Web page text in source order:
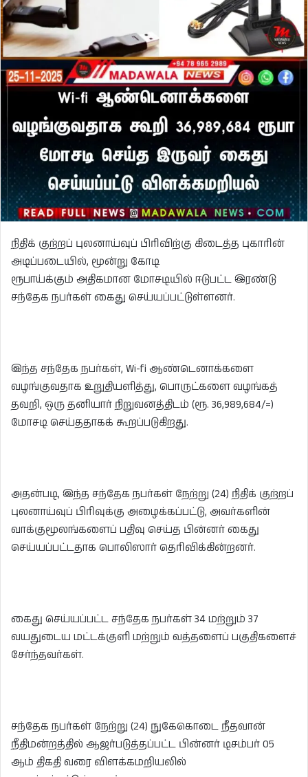
நிதிக் குற்றப் புலனாய்வுப் பிரிவிற்கு கிடைத்த புகாரின்
அடிப்படையில், மூன்று கோடி
ரூபாய்க்கும் அதிகமான மோசடியில் ஈடுபட்ட இரண்டு
சந்தேக நபர்கள் கைது செய்யப்பட்டுள்ளனர்.
இந்த சந்தேக நபர்கள், Wi-fi ஆண்டெனாக்களை
வழங்குவதாக உறுதியளித்து, பொருட்களை வழங்கத்
தவறி, ஒரு தனியார் நிறுவனத்திடம் (ரூ. 36,989,684/=)
மோசடி செய்ததாகக் கூறப்படுகிறது.
அதன்படி, இந்த சந்தேக நபர்கள் நேற்று (24) நிதிக் குற்றப்
புலனாய்வுப் பிரிவுக்கு அழைக்கப்பட்டு, அவர்களின்
வாக்குமூலங்களைப் பதிவு செய்த பின்னர் கைது
செய்யப்பட்டதாக பொலிஸார் தெரிவிக்கின்றனர்.
கைது செய்யப்பட்ட சந்தேக நபர்கள் 34 மற்றும் 37
வயதுடைய மட்டக்குளி மற்றும் வத்தளைப் பகுதிகளைச்
சேர்ந்தவர்கள்.
சந்தேக நபர்கள் நேற்று (24) நுகேகொடை நீதவான்
நீதிமன்றத்தில் ஆஜர்படுத்தப்பட்ட பின்னர் டிசம்பர் 05
ஆம் திகதி வரை விளக்கமறியலில்